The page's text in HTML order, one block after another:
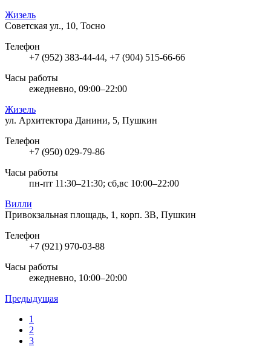
Жизель
Советская ул., 10, Тосно
Телефон
+7 (952) 383-44-44, +7 (904) 515-66-66
Часы работы
ежедневно, 09:00–22:00
Жизель
ул. Архитектора Данини, 5, Пушкин
Телефон
+7 (950) 029-79-86
Часы работы
пн-пт 11:30–21:30; сб,вс 10:00–22:00
Вилли
Привокзальная площадь, 1, корп. 3В, Пушкин
Телефон
+7 (921) 970-03-88
Часы работы
ежедневно, 10:00–20:00
Предыдущая
1
2
3